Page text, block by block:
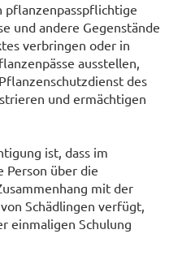
pflanzenpasspflichtige
und andere Gegenstände
verbringen oder in
ausstellen,
des
und ermächtigen
ist, dass im
Person über die
mit der
Schädlingen verfügt,
einmaligen Schulung